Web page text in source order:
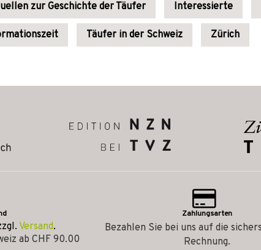
zur Geschichte der Täufer Interessierte
Täufer in der Schweiz Zürich
Versand.
ab CHF 90.00
Zahlungsarten
Bezahlen Sie bei uns auf die
Rechnung.